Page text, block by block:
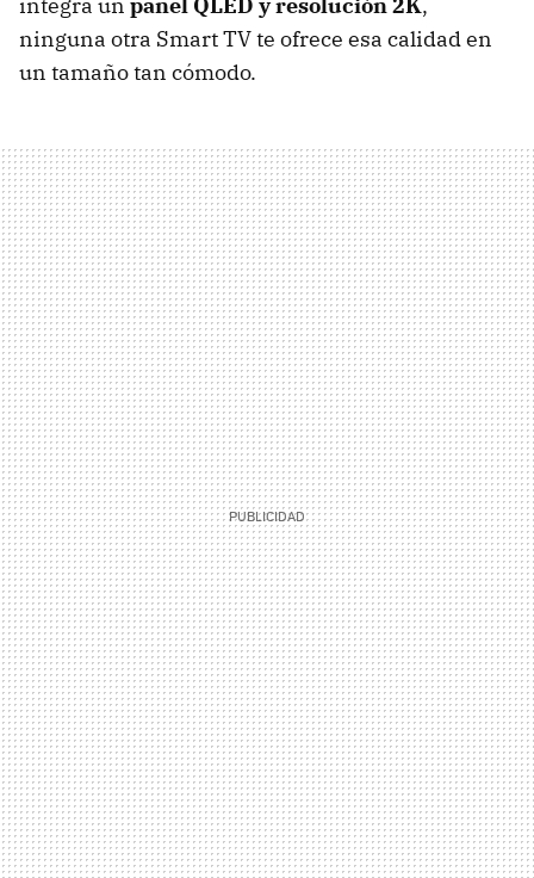
integra un panel QLED yresolución2K,
ninguna otra Smart TV te ofrece esa calidad en
un tamaño tan cómodo.